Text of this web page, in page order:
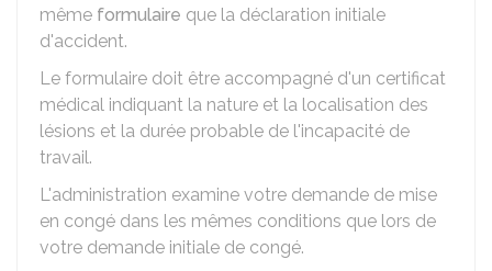
même formulaire que la déclaration initiale
d'accident.
Le formulaire doit être accompagné d'un certificat
médical indiquant la nature et la localisation des
lésions et la durée probable de l'incapacité de
travail.
L'administration examine votre demande de mise
en congé dans les mêmes conditions que lors de
votre demande initiale de congé.